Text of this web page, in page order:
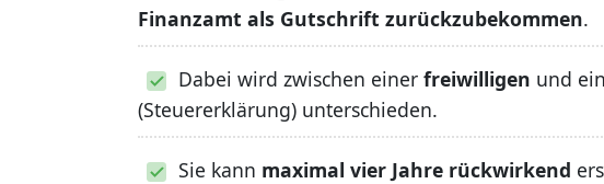
Finanzamt als Gutschrift zurückzubekommen.
Dabei wird zwischen einer freiwilligen und
(Steuererklärung) unterschieden.
Sie kann maximal vier Jahre rückwirkend